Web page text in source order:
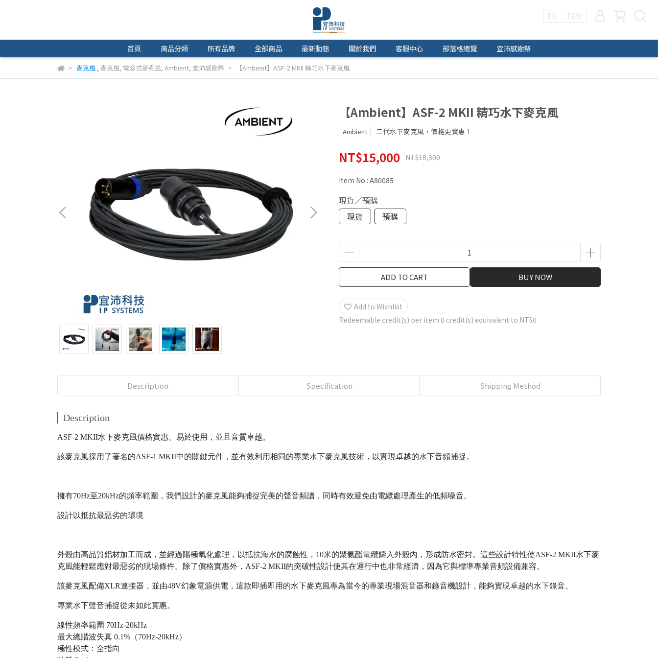
EN ｜ TWD
首頁 商品分類 所有品牌 全部商品 最新動態 關於我們 客服中心 部落格總覽 宜沛感謝祭
麥克風, 麥克風, 電容式麥克風, Ambient, 宜沛感謝祭 【Ambient】ASF-2 MKII 精巧水下麥克風
【Ambient】ASF-2 MKII 精巧水下麥克風
Ambient 二代水下麥克風，價格更實惠！
NT$15,000 NT$18,300
Item No.: A80085
現貨／預購
現貨
預購
ADD TO CART BUY NOW
Add to Wishlist
Redeemable credit(s) per item 0 credit(s) equivalent to NT$0
Description Specification Shipping Method
Description
ASF-2 MKII水下麥克風價格實惠、易於使用，並且音質卓越。
該麥克風採用了著名的ASF-1 MKII中的關鍵元件，並有效利用相同的專業水下麥克風技術，以實現卓越的水下音頻捕捉。
擁有70Hz至20kHz的頻率範圍，我們設計的麥克風能夠捕捉完美的聲音頻譜，同時有效避免由電纜處理產生的低頻噪音。
設計以抵抗最惡劣的環境
外殼由高品質鋁材加工而成，並經過陽極氧化處理，以抵抗海水的腐蝕性，10米的聚氨酯電纜鑄入外殼內，形成防水密封。這些設計特性使ASF-2 MKII水下麥
克風能輕鬆應對最惡劣的現場條件。除了價格實惠外，ASF-2 MKII的突破性設計使其在運行中也非常經濟，因為它與標準專業音頻設備兼容。
該麥克風配備XLR連接器，並由48V幻象電源供電，這款即插即用的水下麥克風專為當今的專業現場混音器和錄音機設計，能夠實現卓越的水下錄音。
專業水下聲音捕捉從未如此實惠。
線性頻率範圍 70Hz-20kHz
最大總諧波失真 0.1%（70Hz-20kHz）
極性模式：全指向